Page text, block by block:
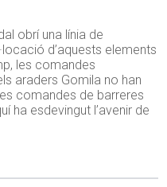
obrí una línia de
d’aquests elements
les comandes
araders Gomila no han
comandes de barreres
ha esdevingut l’avenir de